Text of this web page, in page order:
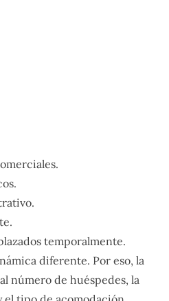
temporalmente.
diferente. Por eso, la
número de huéspedes, la